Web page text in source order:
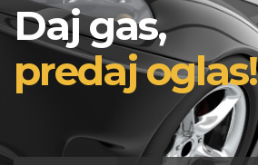
Daj gas,
predaj oglas!